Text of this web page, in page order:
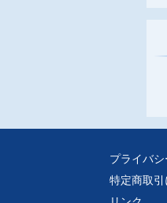
プライバ
特定商取